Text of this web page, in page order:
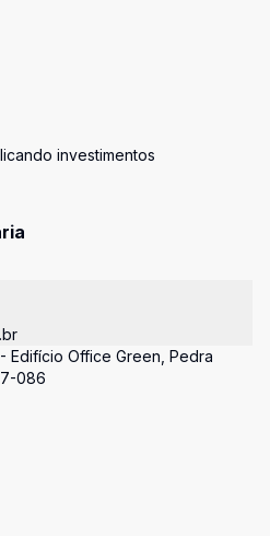
investimentos
- Edifício Office Green, Pedra
086